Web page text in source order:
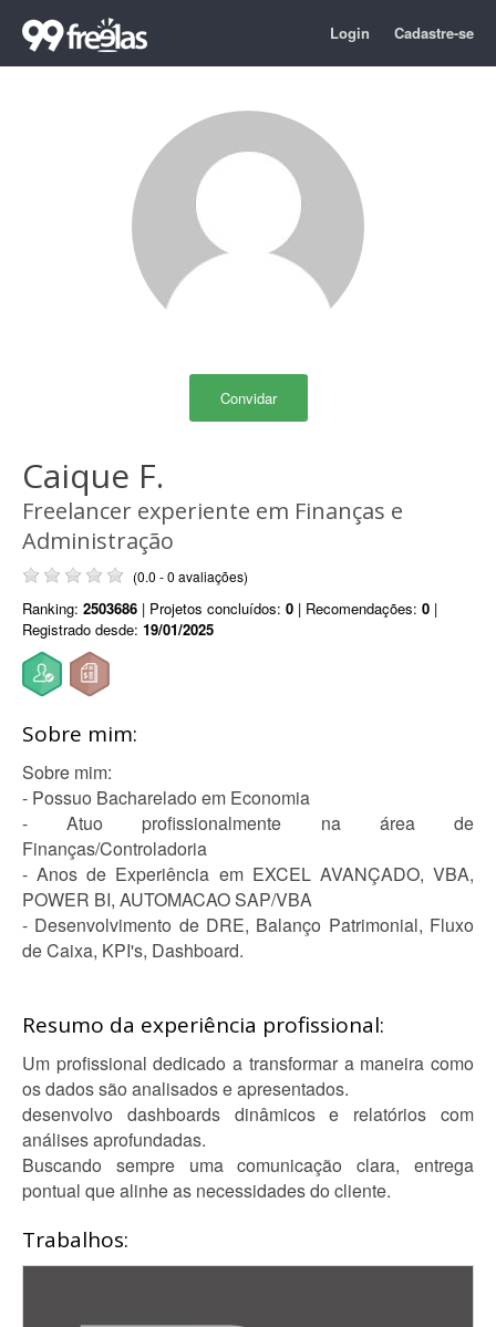
Login Cadastre-se
Convidar
Caique F.
Freelancer experiente em Finanças e
Administração
(0.0 - 0 avaliações)
Ranking: 2503686 | Projetos concluídos: 0 | Recomendações: 0 |
Registrado desde: 19/01/2025
Sobre mim:
Sobre mim:
- Possuo Bacharelado em Economia
- Atuo profissionalmente na área de
Finanças/Controladoria
- Anos de Experiência em EXCEL AVANÇADO, VBA,
POWER BI, AUTOMACAO SAP/VBA
- Desenvolvimento de DRE, Balanço Patrimonial, Fluxo
de Caixa, KPI's, Dashboard.
Resumo da experiência profissional:
Um profissional dedicado a transformar a maneira como
os dados são analisados e apresentados.
desenvolvo dashboards dinâmicos e relatórios com
análises aprofundadas.
Buscando sempre uma comunicação clara, entrega
pontual que alinhe as necessidades do cliente.
Trabalhos: